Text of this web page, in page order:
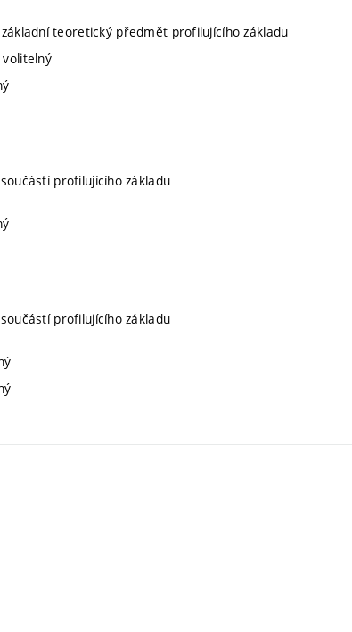
teoretický předmět profilujícího základu
profilujícího základu
profilujícího základu